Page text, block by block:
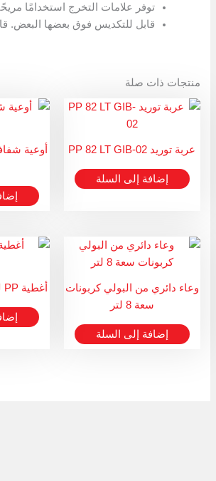
توفر علامات التخرج استخدامًا
قابل للتكديس فوق بعضها البعض.
منتجات ذات صلة
عربة توريد PP 82 LT GIB-02
إضافة إلى السلة
وعاء دائري من البولي كربونات
سعة 8 لتر
إضافة إلى السلة
أغطية PP لـ GRP-6 و GRP-8